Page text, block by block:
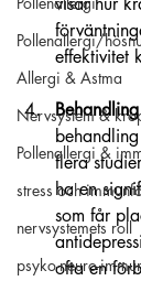
Pollenallergi/
Allergi & Astma
Nervsystem &
Pollenallergi &
stress och
nervsystemets roll
psyko-neuro-
effektivitet
flera
ha en
som får
ofta en